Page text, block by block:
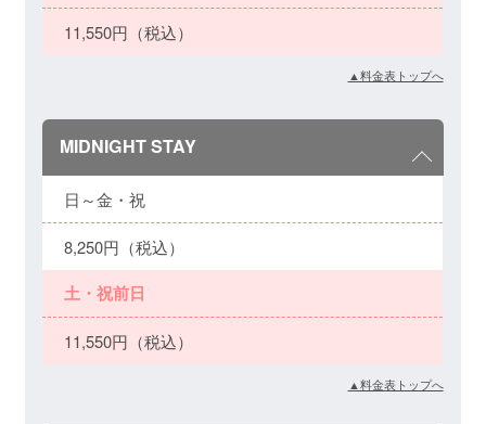
11,550円（税込）
▲料金表トップへ
MIDNIGHT STAY
日～金・祝
8,250円（税込）
土・祝前日
11,550円（税込）
▲料金表トップへ